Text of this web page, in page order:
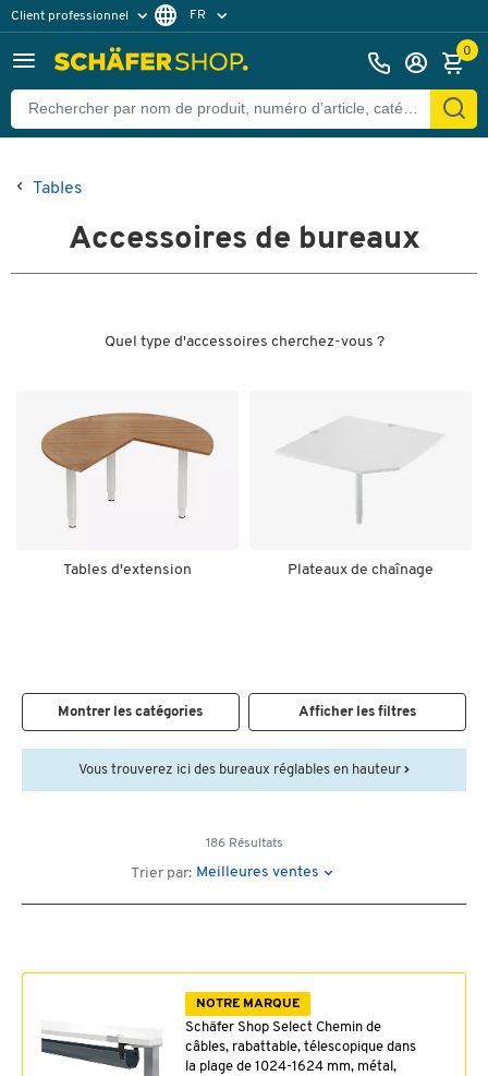
Client professionnel
Client particulier
FR
0
Tables
Accessoires de bureaux
Quel type d'accessoires cherchez-vous ?
Tables d'extension Plateaux de chaînage
Montrer les catégories Afficher les filtres
Vous trouverez ici des bureaux réglables en hauteur
186 Résultats
Trier par: Meilleures ventes
NOTRE MARQUE
Schäfer Shop Select Chemin de
câbles, rabattable, télescopique dans
la plage de 1024-1624 mm, métal,